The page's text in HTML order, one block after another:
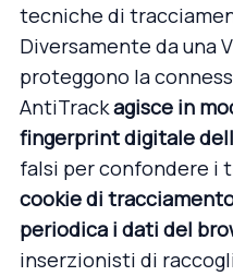
tecniche di
Diversamente da una
proteggono la
AntiTrackagisce in
fingerprint digitale
falsi per confondere i
cookie di
periodica i dati del
inserzionisti di